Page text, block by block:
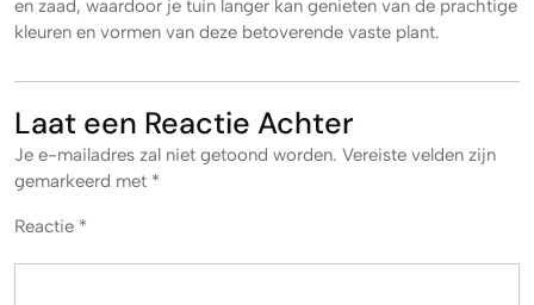
en zaad, waardoor je tuin langer kan genieten van de prachtige
kleuren en vormen van deze betoverende vaste plant.
Laat een Reactie Achter
Je e-mailadres zal niet getoond worden. Vereiste velden zijn
gemarkeerd met *
Reactie *